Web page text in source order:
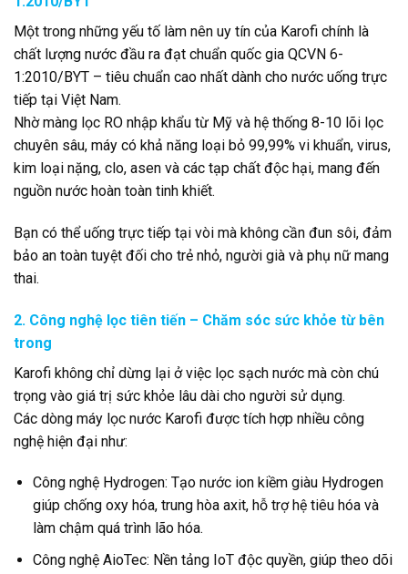
Một trong những yếu tố làm nên uy tín của Karofi chính là
chất lượng nước đầu ra đạt chuẩn quốc gia QCVN 6-
1:2010/BYT – tiêu chuẩn cao nhất dành cho nước uống trực
tiếp tại Việt Nam.
Nhờ màng lọc RO nhập khẩu từ Mỹ và hệ thống 8-10 lõi lọc
chuyên sâu, máy có khả năng loại bỏ 99,99% vi khuẩn, virus,
kim loại nặng, clo, asen và các tạp chất độc hại, mang đến
nguồn nước hoàn toàn tinh khiết.
Bạn có thể uống trực tiếp tại vòi mà không cần đun sôi, đảm
bảo an toàn tuyệt đối cho trẻ nhỏ, người già và phụ nữ mang
thai.
2. Công nghệ lọc tiên tiến – Chăm sóc sức khỏe từ bên
trong
Karofi không chỉ dừng lại ở việc lọc sạch nước mà còn chú
trọng vào giá trị sức khỏe lâu dài cho người sử dụng.
Các dòng máy lọc nước Karofi được tích hợp nhiều công
nghệ hiện đại như:
Công nghệ Hydrogen: Tạo nước ion kiềm giàu Hydrogen
giúp chống oxy hóa, trung hòa axit, hỗ trợ hệ tiêu hóa và
làm chậm quá trình lão hóa.
Công nghệ AioTec: Nền tảng IoT độc quyền, giúp theo dõi